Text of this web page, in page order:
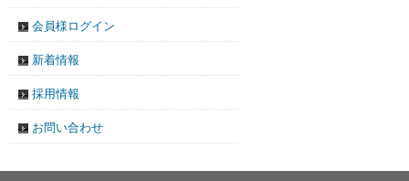
会員様ログイン
新着情報
採用情報
お問い合わせ